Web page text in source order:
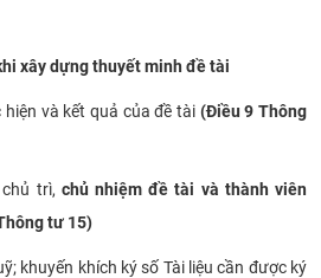
xây dựng thuyết minh đề tài
và kết quả của đề tài (Điều 9 Thông
trì, chủ nhiệm đề tài và thành viên
tư 15)
khuyến khích ký số Tài liệu cần được ký